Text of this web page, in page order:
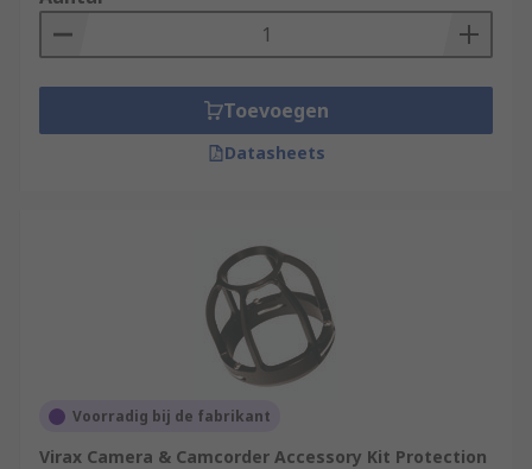
Toevoegen
Datasheets
Voorradig bij de fabrikant
Virax Camera & Camcorder Accessory Kit Protection